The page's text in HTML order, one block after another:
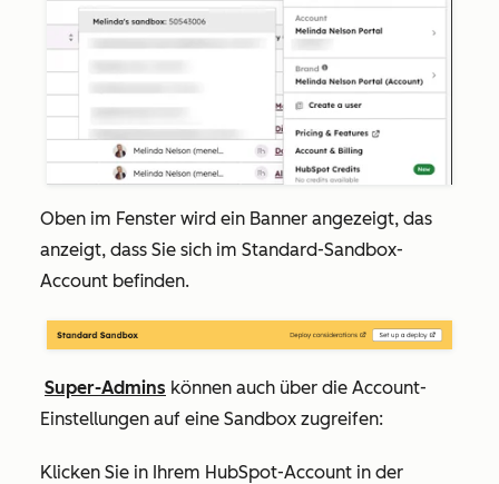
Oben im Fenster wird ein Banner angezeigt, das
anzeigt, dass Sie sich im Standard-Sandbox-
Account befinden.
Super-Admins können auch über die Account-
Einstellungen auf eine Sandbox zugreifen:
Klicken Sie in Ihrem HubSpot-Account in der